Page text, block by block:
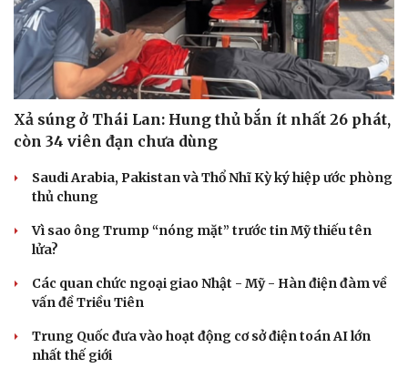
Tư vấn
Săn Tour
Câu chuyện thời sự
Xả súng ở Thái Lan: Hung thủ bắn ít nhất 26 phát,
còn 34 viên đạn chưa dùng
Saudi Arabia, Pakistan và Thổ Nhĩ Kỳ ký hiệp ước phòng
thủ chung
Vì sao ông Trump “nóng mặt” trước tin Mỹ thiếu tên
lửa?
Các quan chức ngoại giao Nhật - Mỹ - Hàn điện đàm về
vấn đề Triều Tiên
Trung Quốc đưa vào hoạt động cơ sở điện toán AI lớn
nhất thế giới